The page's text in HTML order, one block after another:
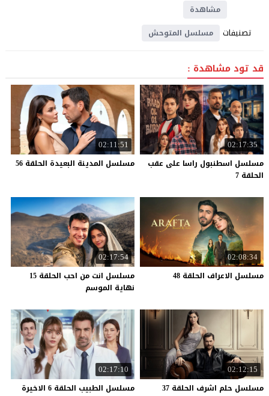
مشاهدة
تصنيفات مسلسل المتوحش
قد تود مشاهدة :
02:17:35
مسلسل اسطنبول راسا على عقب
الحلقة 7
02:11:51
مسلسل المدينة البعيدة الحلقة 56
02:08:34
مسلسل الاعراف الحلقة 48
02:17:54
مسلسل انت من احب الحلقة 15
نهاية الموسم
02:12:15
مسلسل حلم اشرف الحلقة 37
02:17:10
مسلسل الطبيب الحلقة 6 الاخيرة